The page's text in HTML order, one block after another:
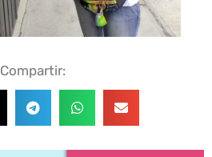
Compartir: